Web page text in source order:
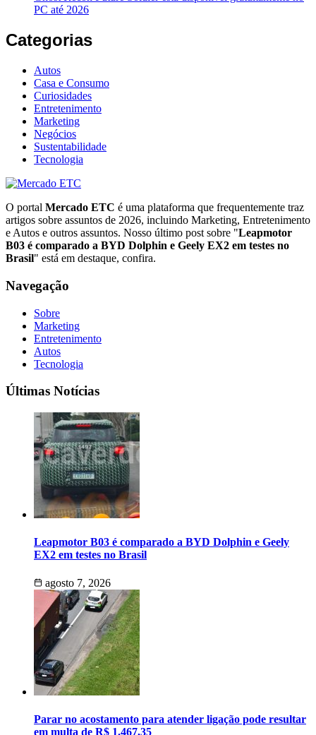
PC até 2026
Categorias
Autos
Casa e Consumo
Curiosidades
Entretenimento
Marketing
Negócios
Sustentabilidade
Tecnologia
O portal Mercado ETC é uma plataforma que frequentemente traz
artigos sobre assuntos de 2026, incluindo Marketing, Entretenimento
e Autos e outros assuntos. Nosso último post sobre "Leapmotor
B03 é comparado a BYD Dolphin e Geely EX2 em testes no
Brasil" está em destaque, confira.
Navegação
Sobre
Marketing
Entretenimento
Autos
Tecnologia
Últimas Notícias
Leapmotor B03 é comparado a BYD Dolphin e Geely
EX2 em testes no Brasil
agosto 7, 2026
Parar no acostamento para atender ligação pode resultar
em multa de R$ 1.467,35